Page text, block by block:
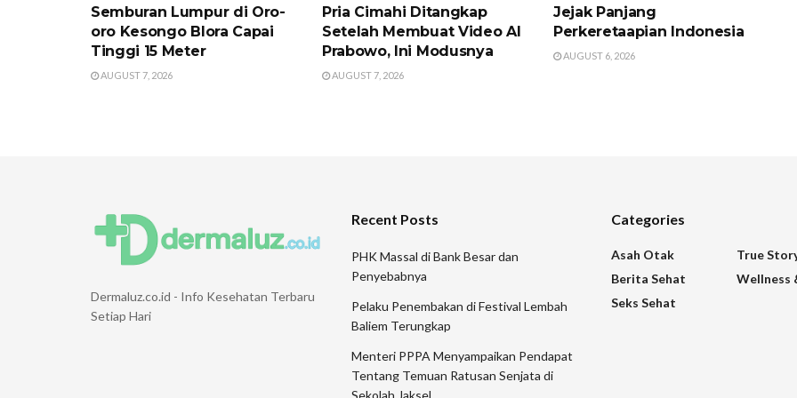
Semburan Lumpur di Oro-
oro Kesongo Blora Capai
Tinggi 15 Meter
AUGUST 7, 2026
Pria Cimahi Ditangkap
Setelah Membuat Video AI
Prabowo, Ini Modusnya
AUGUST 7, 2026
Jejak Panjang
Perkeretaapian Indonesia
AUGUST 6, 2026
Dermaluz.co.id - Info Kesehatan Terbaru
Setiap Hari
Recent Posts
PHK Massal di Bank Besar dan
Penyebabnya
Pelaku Penembakan di Festival Lembah
Baliem Terungkap
Menteri PPPA Menyampaikan Pendapat
Tentang Temuan Ratusan Senjata di
Sekolah Jaksel
Categories
Asah Otak
Berita Sehat
Seks Sehat
True
Wellness